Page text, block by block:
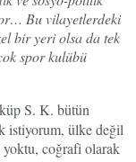
Bu vilayetlerdeki
bir yeri olsa da tek
spor kulübü
S. K. bütün
istiyorum, ülke değil
coğrafi olarak